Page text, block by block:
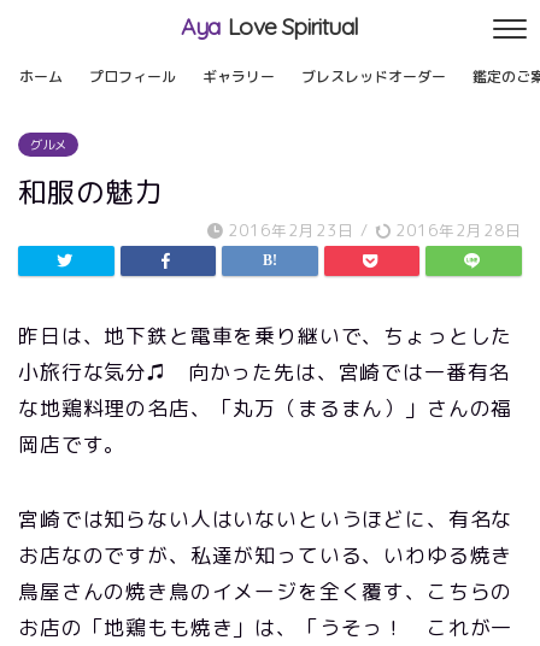
Aya Love Spiritual
ホーム プロフィール ギャラリー ブレスレッドオーダー 鑑定のご
グルメ
和服の魅力
2016年2月23日 / 2016年2月28日
昨日は、地下鉄と電車を乗り継いで、ちょっとした
小旅行な気分♫ 向かった先は、宮崎では一番有名
な地鶏料理の名店、「丸万（まるまん）」さんの福
岡店です。
宮崎では知らない人はいないというほどに、有名な
お店なのですが、私達が知っている、いわゆる焼き
鳥屋さんの焼き鳥のイメージを全く覆す、こちらの
お店の「地鶏もも焼き」は、「うそっ！ これが一